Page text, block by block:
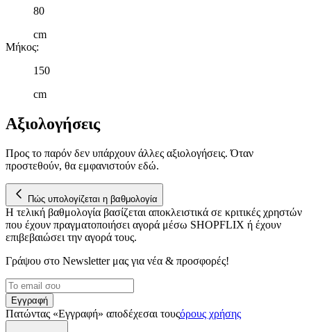
80
cm
Μήκος:
150
cm
Αξιολογήσεις
Προς το παρόν δεν υπάρχουν άλλες αξιολογήσεις. Όταν
προστεθούν, θα εμφανιστούν εδώ.
Πώς υπολογίζεται η βαθμολογία
Η τελική βαθμολογία βασίζεται αποκλειστικά σε κριτικές χρηστών
που έχουν πραγματοποιήσει αγορά μέσω SHOPFLIX ή έχουν
επιβεβαιώσει την αγορά τους.
Γράψου στο Νewsletter μας για νέα & προσφορές!
Εγγραφή
Πατώντας «Εγγραφή» αποδέχεσαι τουςόρους χρήσης